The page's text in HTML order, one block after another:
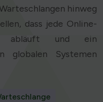
hinweg
dass jede Online-
abläuft und ein
globalen Systemen